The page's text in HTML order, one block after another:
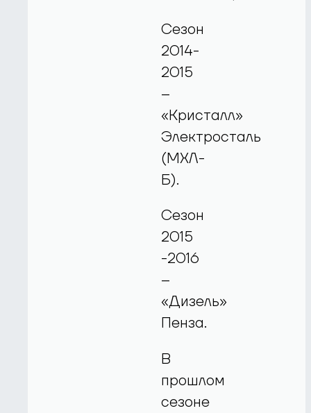
Сезон
2014-
2015
–
«Кристалл»
Электросталь
(МХЛ-
Б).
Сезон
2015
-2016
–
«Дизель»
Пенза.
В
прошлом
сезоне